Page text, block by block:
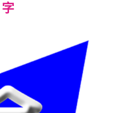
字Increase